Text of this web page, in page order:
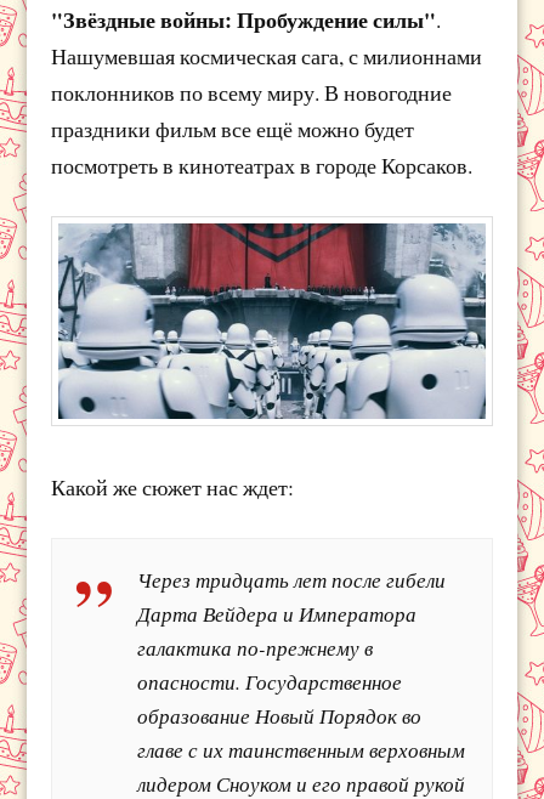
"Звёздные войны: Пробуждение силы".
Нашумевшая космическая сага, с милионнами
поклонников по всему миру. В новогодние
праздники фильм все ещё можно будет
посмотреть в кинотеатрах в городе Корсаков.
Какой же сюжет нас ждет:
Через тридцать лет после гибели
Дарта Вейдера и Императора
галактика по-прежнему в
опасности. Государственное
образование Новый Порядок во
главе с их таинственным верховным
лидером Сноуком и его правой рукой